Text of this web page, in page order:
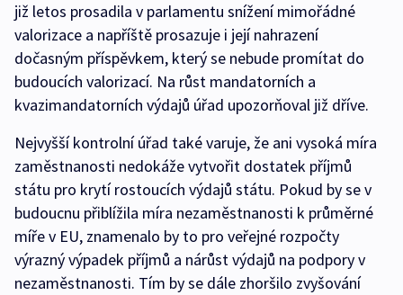
již letos prosadila v parlamentu snížení mimořádné
valorizace a napříště prosazuje i její nahrazení
dočasným příspěvkem, který se nebude promítat do
budoucích valorizací. Na růst mandatorních a
kvazimandatorních výdajů úřad upozorňoval již dříve.
Nejvyšší kontrolní úřad také varuje, že ani vysoká míra
zaměstnanosti nedokáže vytvořit dostatek příjmů
státu pro krytí rostoucích výdajů státu. Pokud by se v
budoucnu přiblížila míra nezaměstnanosti k průměrné
míře v EU, znamenalo by to pro veřejné rozpočty
výrazný výpadek příjmů a nárůst výdajů na podpory v
nezaměstnanosti. Tím by se dále zhoršilo zvyšování